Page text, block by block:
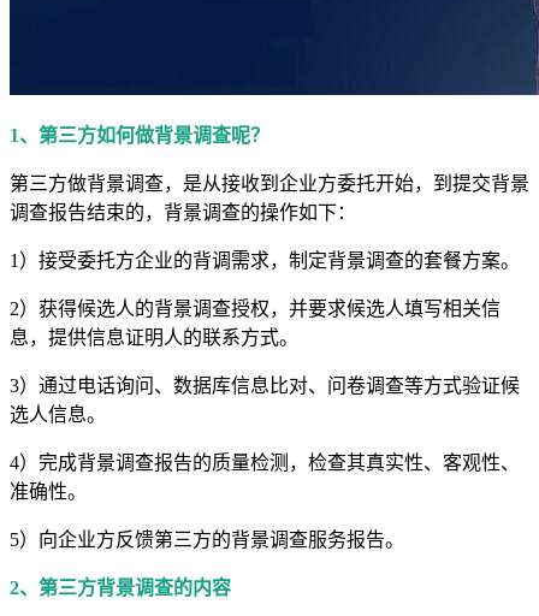
1、第三方如何做背景调查呢？
第三方做背景调查，是从接收到企业方委托开始，到提交背景
调查报告结束的，背景调查的操作如下：
1）接受委托方企业的背调需求，制定背景调查的套餐方案。
2）获得候选人的背景调查授权，并要求候选人填写相关信
息，提供信息证明人的联系方式。
3）通过电话询问、数据库信息比对、问卷调查等方式验证候
选人信息。
4）完成背景调查报告的质量检测，检查其真实性、客观性、
准确性。
5）向企业方反馈第三方的背景调查服务报告。
2、第三方背景调查的内容